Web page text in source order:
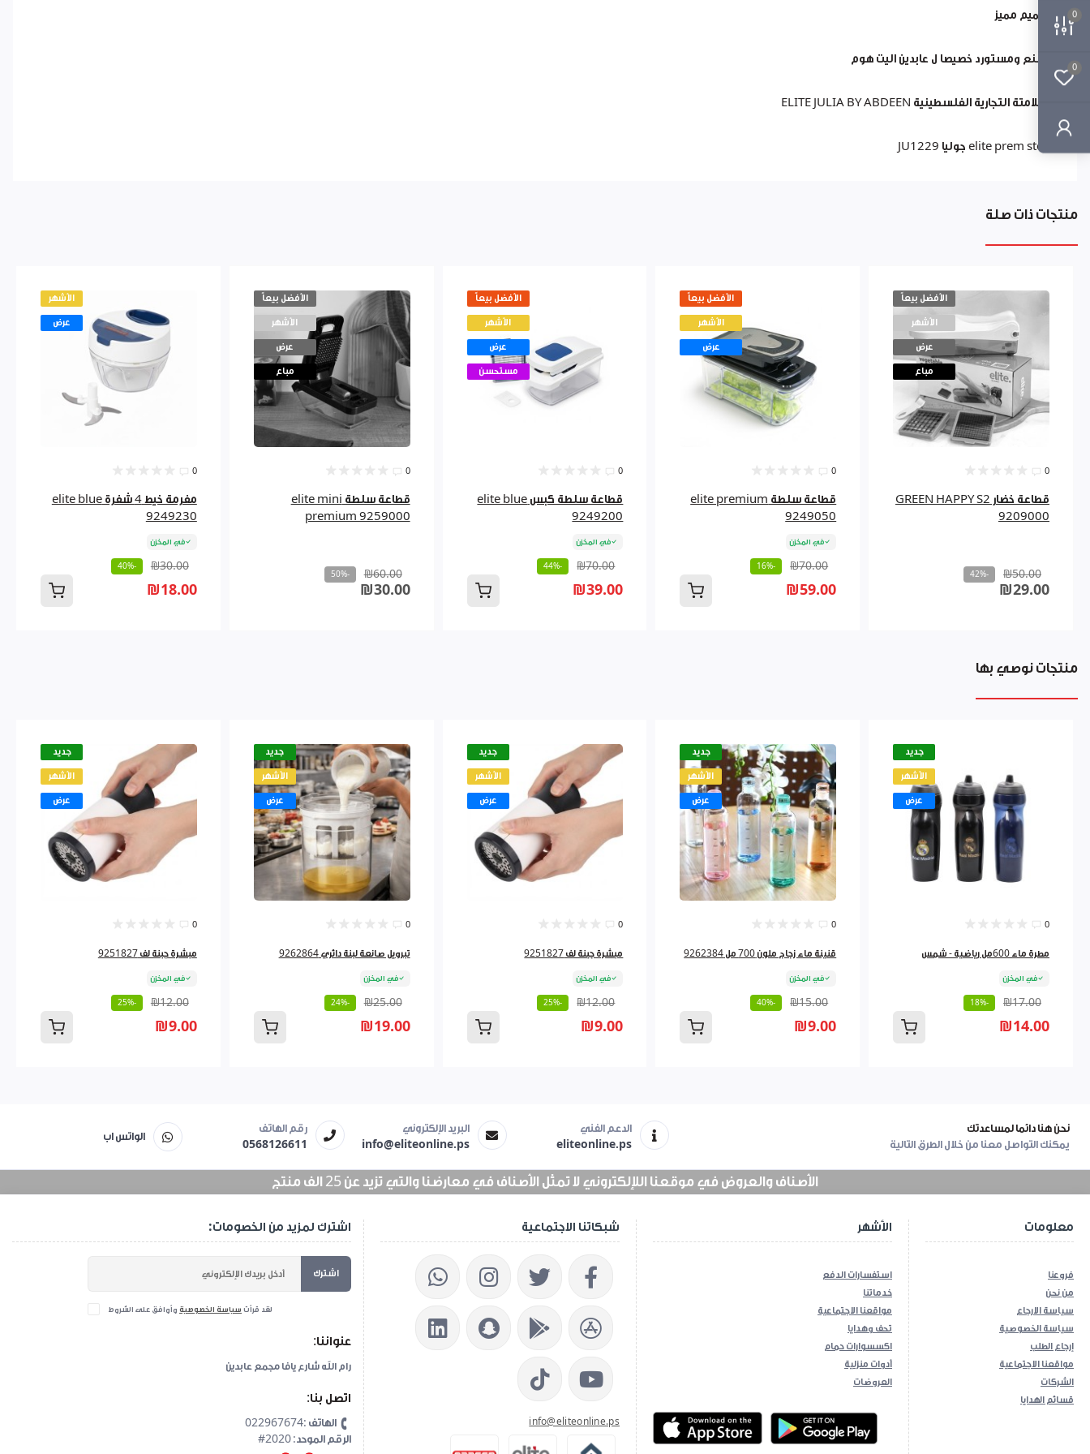
0
0
تصميم مميز
مصنع ومستورد خصيصا ل عابدين اليت هوم
العلامتة التجارية الفلسطينية ELITE JULIA BY ABDEEN
elite prem steel جوليا JU1229
منتجات ذات صلة
الأفضل بيعاً
الأشهر
عرض
مباع
0
قطاعة خضار GREEN HAPPY S2
9209000
₪50.00
-42%
₪29.00
الأفضل بيعاً
الأشهر
عرض
0
قطاعة سلطة elite premium
9249050
في المخزن
₪70.00
-16%
₪59.00
الأفضل بيعاً
الأشهر
عرض
مستحسن
0
قطاعة سلطة كبس elite blue
9249200
في المخزن
₪70.00
-44%
₪39.00
الأفضل بيعاً
الأشهر
عرض
مباع
0
قطاعة سلطة elite mini
premium 9259000
₪60.00
-50%
₪30.00
الأشهر
عرض
0
مفرمة خيط 4 شفرة elite blue
9249230
في المخزن
₪30.00
-40%
₪18.00
منتجات نوصي بها
جديد
الأشهر
عرض
0
مطرة ماء 600مل رياضية - شمس
في المخزن
₪17.00
-18%
₪14.00
جديد
الأشهر
عرض
0
قنينة ماء زجاج ملون 700 مل 9262384
في المخزن
₪15.00
-40%
₪9.00
جديد
الأشهر
عرض
0
مبشرة جبنة لف 9251827
في المخزن
₪12.00
-25%
₪9.00
جديد
الأشهر
عرض
0
تبرويل صانعة لبنة دائري 9262864
في المخزن
₪25.00
-24%
₪19.00
جديد
الأشهر
عرض
0
مبشرة جبنة لف 9251827
في المخزن
₪12.00
-25%
₪9.00
نحن هنا دائما لمساعدتك
يمكنك التواصل معنا من خلال الطرق التالية
الدعم الفني
eliteonline.ps
البريد الإلكتروني
info@eliteonline.ps
رقم الهاتف
0568126611
الواتس اب
الأصناف والعروض في موقعنا اللإلكتروني لا تمثل الأصناف في معارضنا والتي تزيد عن 25 الف منتج
اشترك لمزيد من الخصومات:
اشترك
لقد قرأت سياسة الخصوصية وأوافق على الشروط
عنواننا:
رام الله شارع يافا مجمع عابدين
اتصل بنا:
الهاتف :022967674
#2020 :الرقم الموحد
شبكاتنا الاجتماعية
info@eliteonline.ps
الأشهر
استفسارات الدفع
خدماتنا
مواقعنا الاجتماعية
تحف وهدايا
اكسسوارات حمام
أدوات منزلية
العروضات
ios App Android App
معلومات
فروعنا
من نحن
سياسة الارجاع
سياسة الخصوصية
إرجاع الطلب
مواقعنا الاجتماعية
الشركات
قسائم الهدايا